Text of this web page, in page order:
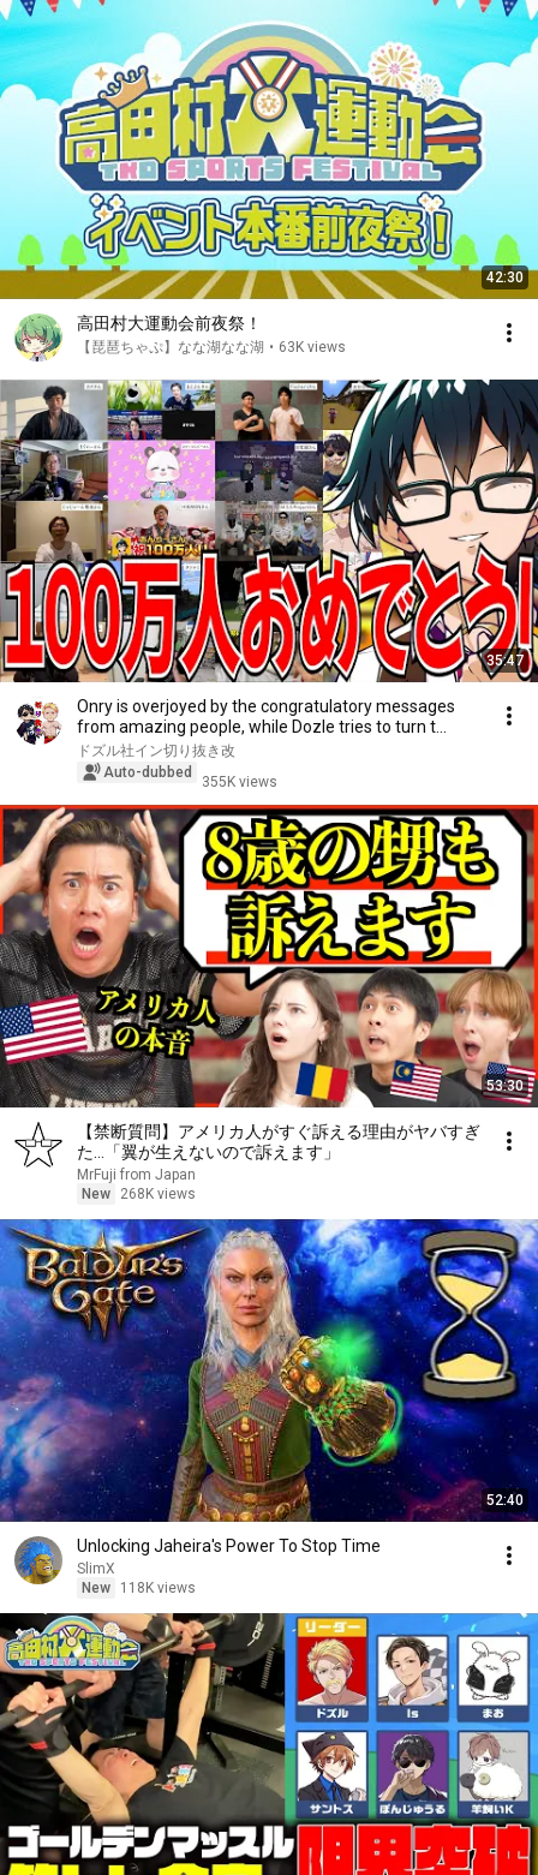
42:30
高田村大運動会前夜祭！
【琵琶ちゃぷ】なな湖なな湖 • 63K views
35:47
Onry is overjoyed by the congratulatory messages
from amazing people, while Dozle tries to turn t...
ドズル社イン切り抜き改
Auto-dubbed
355K views
53:30
【禁断質問】アメリカ人がすぐ訴える理由がヤバすぎ
た…「翼が生えないので訴えます」
MrFuji from Japan
New
268K views
52:40
Unlocking Jaheira's Power To Stop Time
SlimX
New
118K views